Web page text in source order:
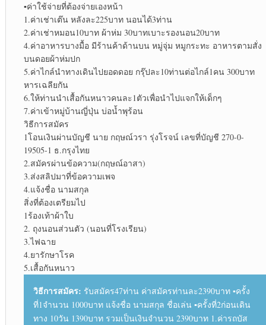
▪︎ค่าใช้จ่ายที่ต้องจ่ายเองหน้า
1.ค่าเช่าเต๊น หลังละ225บาท นอนได้3ท่าน
2.ค่าเช่าหมอน10บาท ผ้าห่ม 30บาทเบาะรองนอน20บาท
4.ค่าอาหารบางมื้อ มีร้านค้าด้านบน หมู่จุ่ม หมูกระทะ อาหารตามสั่ง
บนดอยผ้าห่มปก
5.ค่าไกล์นำทางเดินไปยอดดอย กรุ๊ปละ10ท่านต่อไกล์1คน 300บาท
หารเฉลียกัน
6.ให้ท่านนำเสื้อกันหนาวคนละ1ตัวเพื่อนำไปแจกให้เด็กๆ
7.ค่าเข้าหมู่บ้านญี่ปุ่น บ่อน้ำพุร้อน
วิธีการสมัคร
1โอนเงินผ่านบัญชี นาย กฤษณ์วรา รุ่งโรจน์ เลขที่บัญชี 270-0-
19505-1 ธ.กรุงไทย
2.สมัครผ่านข้อความ(กฤษณ์อาสา)
3.ส่งสลิปมาที่ข้อความเพจ
4.แจ้งชื่อ นามสกุล
สิ่งที่ต้องเตรียมไป
1ร้องเท้าผ้าใบ
2. ถุงนอนส่วนตัว (นอนที่โรงเรียน)
3.ไฟฉาย
4.ยารักษาโรค
5.เสื้อกันหนาว
วิธีการสมัคร: รับสมัคร47ท่าน ค่าสมัครท่านละ2390บาท ▪︎ครั้ง
ที่1จำนวน 1000บาท แจ้งชื่อ นามสกุล ชื่อเล่น ▪︎ครั้งที่2ก่อนเดิน
ทาง 10วัน 1390บาท รวมเป็นเงินจำนวน 2390บาท 1.ค่ารถบัส